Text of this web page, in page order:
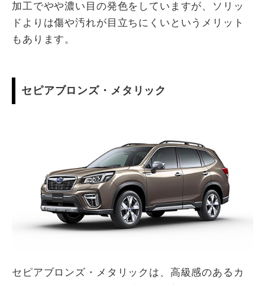
加工でやや濃い目の発色をしていますが、ソリッ
ドよりは傷や汚れが目立ちにくいというメリット
もあります。
セピアブロンズ・メタリック
セピアブロンズ・メタリックは、高級感のあるカ